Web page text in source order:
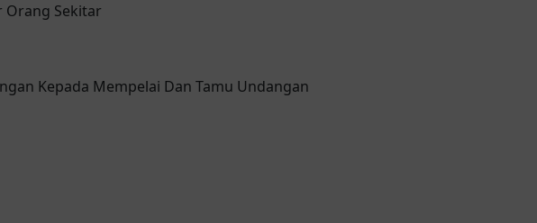
Orang Sekitar
Kepada Mempelai Dan Tamu Undangan